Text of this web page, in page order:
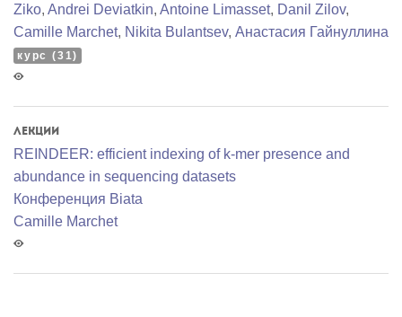
Ziko, Andrei Deviatkin, Antoine Limasset, Danil Zilov,
Camille Marchet, Nikita Bulantsev, Анастасия Гайнуллина
курс (31)
Лекции
REINDEER: efficient indexing of k-mer presence and
abundance in sequencing datasets
Конференция Biata
Camille Marchet